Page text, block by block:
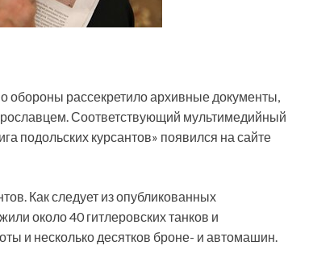
обороны рассекретило архивные документы,
Соответствующий мультимедийный
подольских курсантов» появился на сайте
Как следует из опубликованных
около 40 гитлеровских танков и
и несколько десятков броне- и автомашин.